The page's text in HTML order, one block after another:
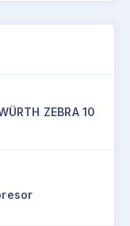
ZEBRA 10